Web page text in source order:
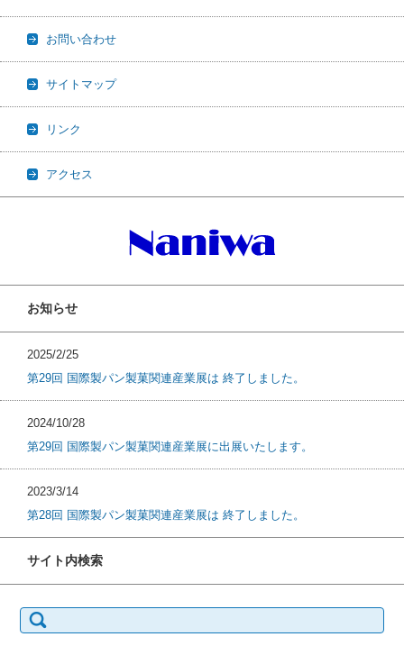
お問い合わせ
サイトマップ
リンク
アクセス
お知らせ
2025/2/25
第29回 国際製パン製菓関連産業展は 終了しました。
2024/10/28
第29回 国際製パン製菓関連産業展に出展いたします。
2023/3/14
第28回 国際製パン製菓関連産業展は 終了しました。
サイト内検索
索: